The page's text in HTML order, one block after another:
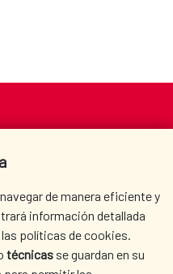
de manera eficiente y
información detallada
políticas de cookies.
técnicas se guardan en su
DO WE COOPERATE?
PRESS ROOM